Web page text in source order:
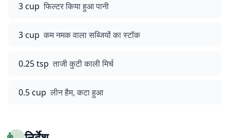
3 cup फिल्टर किया हुआ पानी
3 cup कम नमक वाला सब्जियों का स्टॉक
0.25 tsp ताजी कुटी काली मिर्च
0.5 cup लीन हैम, कटा हुआ